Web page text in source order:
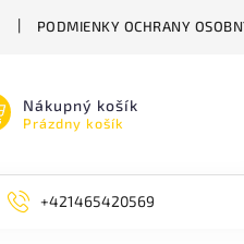
PODMIENKY OCHRANY
Nákupný košík
Prázdny košík
+421465420569